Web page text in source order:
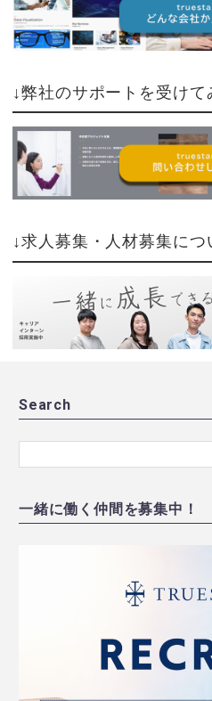
↓弊社のサポートを受けて
↓求人募集・人材募集につ
Search
一緒に働く仲間を募集中！